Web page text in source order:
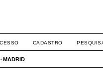
CADASTRO
MADRID